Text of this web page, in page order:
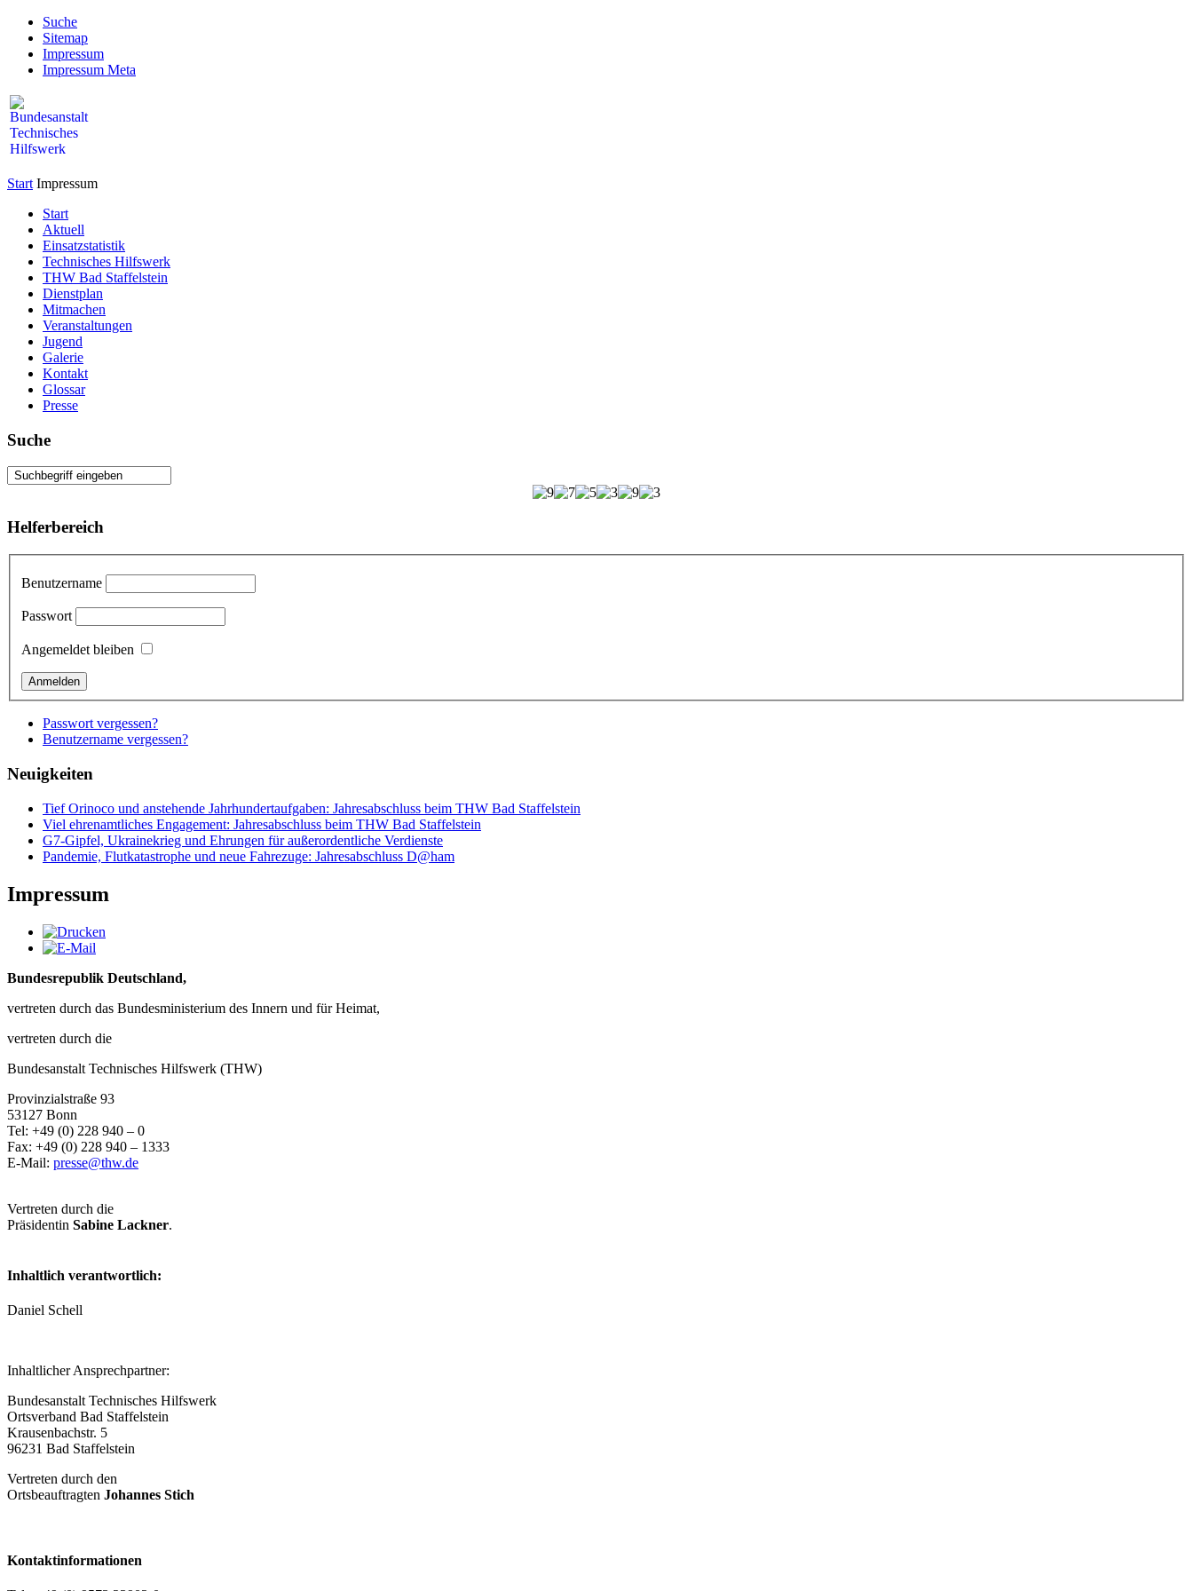
Suche
Sitemap
Impressum
Impressum Meta
Start Impressum
Start
Aktuell
Einsatzstatistik
Technisches Hilfswerk
THW Bad Staffelstein
Dienstplan
Mitmachen
Veranstaltungen
Jugend
Galerie
Kontakt
Glossar
Presse
Suche
Helferbereich
Benutzername
Passwort
Angemeldet bleiben
Passwort vergessen?
Benutzername vergessen?
Neuigkeiten
Tief Orinoco und anstehende Jahrhundertaufgaben: Jahresabschluss beim THW Bad Staffelstein
Viel ehrenamtliches Engagement: Jahresabschluss beim THW Bad Staffelstein
G7-Gipfel, Ukrainekrieg und Ehrungen für außerordentliche Verdienste
Pandemie, Flutkatastrophe und neue Fahrezuge: Jahresabschluss D@ham
Impressum
Bundesrepublik Deutschland,
vertreten durch das Bundesministerium des Innern und für Heimat,
vertreten durch die
Bundesanstalt Technisches Hilfswerk (THW)
Provinzialstraße 93
53127 Bonn
Tel: +49 (0) 228 940 – 0
Fax: +49 (0) 228 940 – 1333
E-Mail: presse@thw.de
Vertreten durch die
Präsidentin Sabine Lackner.
Inhaltlich verantwortlich:
Daniel Schell
Inhaltlicher Ansprechpartner:
Bundesanstalt Technisches Hilfswerk
Ortsverband Bad Staffelstein
Krausenbachstr. 5
96231 Bad Staffelstein
Vertreten durch den
Ortsbeauftragten Johannes Stich
Kontaktinformationen